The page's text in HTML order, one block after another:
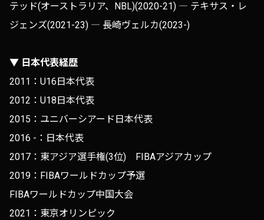
テッド(オーストラリア、NBL)(2020-21) ― テキサス・レ
ジェンズ(2021-23) ― 長崎ヴェルカ(2023-)
▼ 日本代表経歴
2011：U16日本代表
2012：U18日本代表
2015：ユニバーシアード日本代表
2016 -：日本代表
2017：東アジア選手権(3位) FIBAアジアカップ
2019：FIBAワールドカップ予選
FIBAワールドカップ中国大会
2021：東京オリンピック